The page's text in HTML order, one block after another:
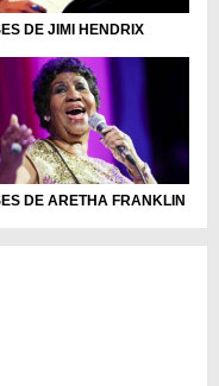
DE JIMI HENDRIX
DE ARETHA FRANKLIN